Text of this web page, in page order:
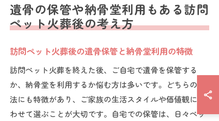
遺骨の保管や納骨堂利用もある訪問
ペット火葬後の考え方
訪問ペット火葬後の遺骨保管と納骨堂利用の特徴
訪問ペット火葬を終えた後、ご自宅で遺骨を保管する
か、納骨堂を利用するか悩む方は多いです。どちらの方
法にも特徴があり、ご家族の生活スタイルや価値観に合
わせて選ぶことが大切です。自宅での保管は、日々ペッ